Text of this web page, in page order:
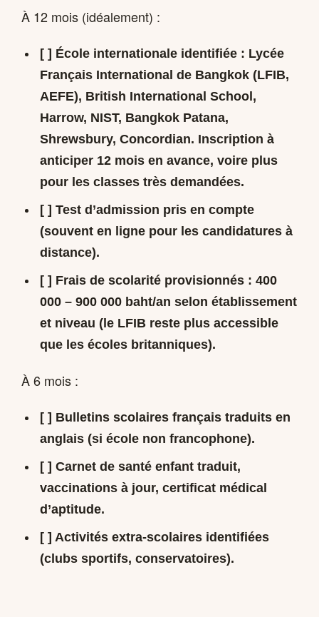
À 12 mois (idéalement) :
[ ] École internationale identifiée: Lycée
Français International de Bangkok (LFIB,
AEFE), British International School,
Harrow, NIST, Bangkok Patana,
Shrewsbury, Concordian. Inscription à
anticiper 12 mois en avance, voire plus
pour les classes très demandées.
[ ] Test d’admission pris en compte
(souvent en ligne pour les candidatures à
distance).
[ ] Frais de scolarité provisionnés : 400
000 – 900 000 baht/an selon établissement
et niveau (le LFIB reste plus accessible
que les écoles britanniques).
À 6 mois :
[ ] Bulletins scolaires français traduits en
anglais (si école non francophone).
[ ] Carnet de santé enfant traduit,
vaccinations à jour, certificat médical
d’aptitude.
[ ] Activités extra-scolaires identifiées
(clubs sportifs, conservatoires).